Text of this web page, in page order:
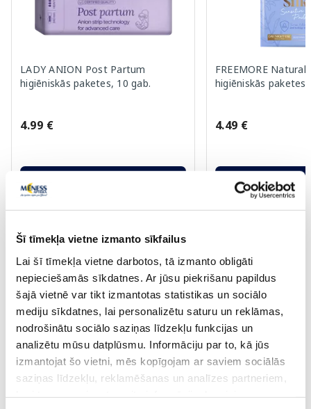
Šī tīmekļa vietne izmanto sīkfailus
Lai šī tīmekļa vietne darbotos, tā izmanto obligāti
nepieciešamās sīkdatnes. Ar jūsu piekrišanu papildus
šajā vietnē var tikt izmantotas statistikas un sociālo
mediju sīkdatnes, lai personalizētu saturu un reklāmas,
nodrošinātu sociālo saziņas līdzekļu funkcijas un
analizētu mūsu datplūsmu. Informāciju par to, kā jūs
izmantojat šo vietni, mēs kopīgojam ar saviem sociālās
saziņas līdzekļu, reklamēšanas un analīzes partneriem,
LADY ANION Post Partum
higiēniskās paketes, 10 gab.
4.99 €
FREEMORE
higiēniskās
4.49 €
Saules aizsardzībai vasarā ☀️
Vairāk...
-60% -60%